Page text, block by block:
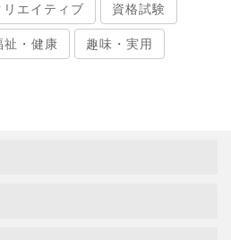
リエイティブ 資格試験
祉・健康 趣味・実用